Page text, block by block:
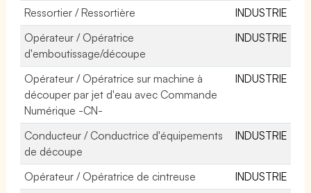
Ressortier / Ressortière
INDUSTRIE
Opérateur / Opératrice
d'emboutissage/découpe
INDUSTRIE
Opérateur / Opératrice sur machine à
découper par jet d'eau avec Commande
Numérique -CN-
INDUSTRIE
Conducteur / Conductrice d'équipements
de découpe
INDUSTRIE
Opérateur / Opératrice de cintreuse
INDUSTRIE